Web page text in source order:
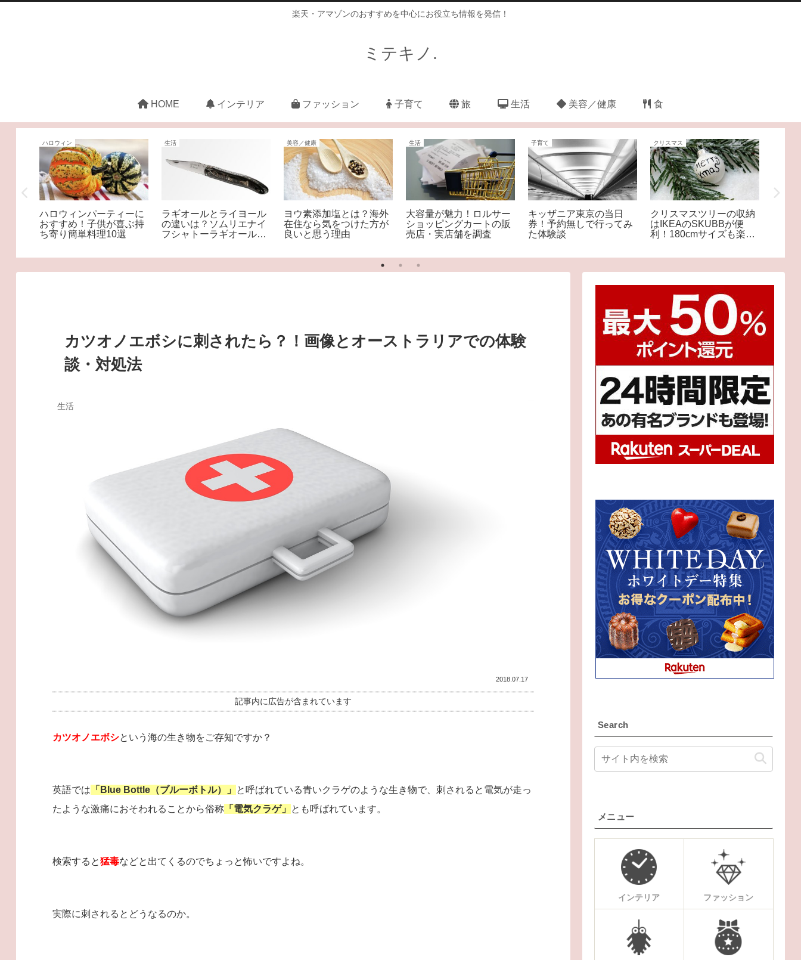
楽天・アマゾンのおすすめを中心にお役立ち情報を発信！
ミテキノ.
HOME インテリア ファッション 子育て 旅 生活 美容／健康 食
ハロウィン
ハロウィンパーティーに
おすすめ！子供が喜ぶ持
ち寄り簡単料理10選
生活
ラギオールとライヨール
の違いは？ソムリエナイ
フシャトーラギオールは
美容／健康
ヨウ素添加塩とは？海外
在住なら気をつけた方が
良いと思う理由
生活
大容量が魅力！ロルサー
ショッピングカートの販
売店・実店舗を調査
子育て
キッザニア東京の当日
券！予約無しで行ってみ
た体験談
クリスマス
クリスマスツリーの収納
はIKEAのSKUBBが便
利！180cmサイズも楽々
カツオノエボシに刺されたら？！画像とオーストラリアでの体験
談・対処法
生活
2018.07.17
記事内に広告が含まれています
カツオノエボシという海の生き物をご存知ですか？
英語では 「Blue Bottle（ブルーボトル）」 と 呼ばれている青いクラゲのような生き物で、刺されると電気が走っ
たような激痛におそわれることから俗称 「電気クラゲ」 とも呼ばれています。
検索すると猛毒などと出てくるのでちょっと怖いですよね。
実際に刺されるとどうなるのか。
Search
メニュー
インテリア ファッション